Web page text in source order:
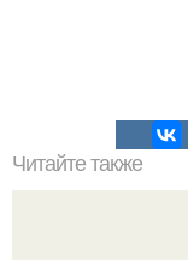
Читайте также